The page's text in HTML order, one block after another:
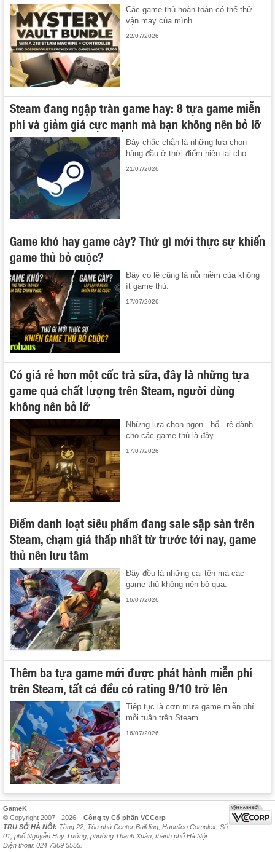
Các game thủ hoàn toàn có thể thử
vận may của mình.
22/07/2026
Steam đang ngập tràn game hay: 8 tựa game miễn
phí và giảm giá cực mạnh mà bạn không nên bỏ lỡ
Đây chắc chắn là những lựa chọn
hàng đầu ở thời điểm hiện tại cho ...
21/07/2026
Game khó hay game cày? Thứ gì mới thực sự khiến
game thủ bỏ cuộc?
Đây có lẽ cũng là nỗi niềm của không
ít game thủ.
17/07/2026
Có giá rẻ hơn một cốc trà sữa, đây là những tựa
game quá chất lượng trên Steam, người dùng
không nên bỏ lỡ
Những lựa chọn ngon - bổ - rẻ dành
cho các game thủ là đây.
17/07/2026
Điểm danh loạt siêu phẩm đang sale sập sàn trên
Steam, chạm giá thấp nhất từ trước tới nay, game
thủ nên lưu tâm
Đây đều là những cái tên mà các
game thủ không nên bỏ qua.
16/07/2026
Thêm ba tựa game mới được phát hành miễn phí
trên Steam, tất cả đều có rating 9/10 trở lên
Tiếp tục là cơn mưa game miễn phí
mỗi tuần trên Steam.
16/07/2026
GameK
© Copyright 2007 - 2026 – Công ty Cổ phần VCCorp
TRỤ SỞ HÀ NỘI: Tầng 22, Tòa nhà Center Building, Hapulico Complex, Số
01, phố Nguyễn Huy Tưởng, phường Thanh Xuân, thành phố Hà Nội.
Điện thoại: 024 7309 5555.